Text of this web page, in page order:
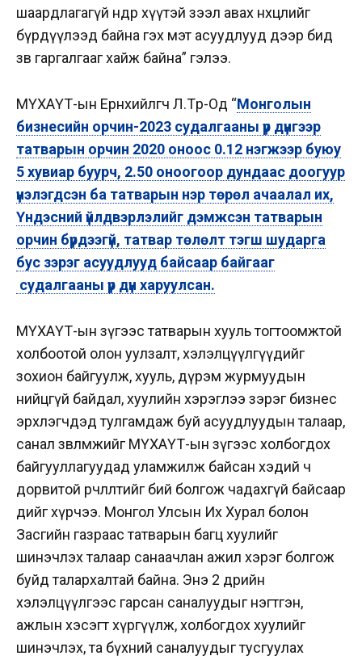
шаардлагагүй өндөр хүүтэй зээл авах нөхцөлийг
бүрдүүлээд байна гэх мэт асуудлууд дээр бид
зөв гаргалгааг хайж байна” гэлээ.
МҮХАҮТ-ын Ерөнхийлөгч Л.Төр-Од “Монголын
бизнесийн орчин-2023 судалгааны үр дүнгээр
татварын орчин 2020 оноос 0.12 нэгжээр буюу
5 хувиар буурч, 2.50 оноогоор дундаас доогуур
үнэлэгдсэн ба татварын нэр төрөл ачаалал их,
Үндэсний үйлдвэрлэлийг дэмжсэн татварын
орчин бүрдээгүй, татвар төлөлт тэгш шударга
бус зэрэг асуудлууд байсаар байгааг
судалгааны үр дүн харуулсан.
МҮХАҮТ-ын зүгээс татварын хууль тогтоомжтой
холбоотой олон уулзалт, хэлэлцүүлгүүдийг
зохион байгуулж, хууль, дүрэм журмуудын
нийцгүй байдал, хуулийн хэрэглээ зэрэг бизнес
эрхлэгчдэд тулгамдаж буй асуудлуудын талаар,
санал зөвлөмжийг МҮХАҮТ-ын зүгээс холбогдох
байгууллагуудад уламжилж байсан хэдий ч
дорвитой өөрчлөлтийг бий болгож чадахгүй байсаар
өдийг хүрчээ. Монгол Улсын Их Хурал болон
Засгийн газраас татварын багц хуулийг
шинэчлэх талаар санаачлан ажил хэрэг болгож
буйд талархалтай байна. Энэ 2 өдрийн
хэлэлцүүлгээс гарсан саналуудыг нэгтгэн,
ажлын хэсэгт хүргүүлж, холбогдох хуулийг
шинэчлэх, та бүхний саналуудыг тусгуулах